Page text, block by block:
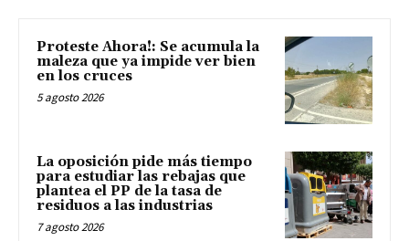
Proteste Ahora!: Se acumula la
maleza que ya impide ver bien
en los cruces
5 agosto 2026
La oposición pide más tiempo
para estudiar las rebajas que
plantea el PP de la tasa de
residuos a las industrias
7 agosto 2026